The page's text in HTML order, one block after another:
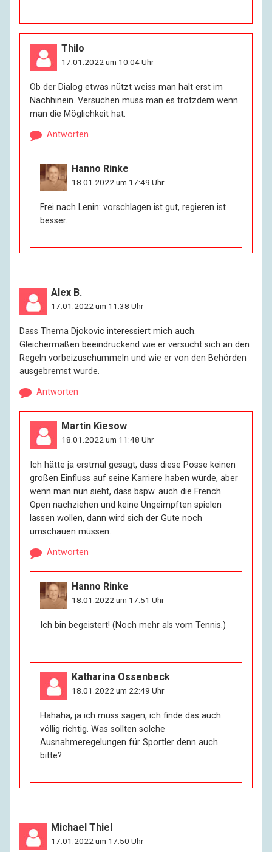
Thilo
17.01.2022 um 10:04 Uhr
Ob der Dialog etwas nützt weiss man halt erst im
Nachhinein. Versuchen muss man es trotzdem wenn
man die Möglichkeit hat.
Antworten
Hanno Rinke
18.01.2022 um 17:49 Uhr
Frei nach Lenin: vorschlagen ist gut, regieren ist
besser.
Alex B.
17.01.2022 um 11:38 Uhr
Dass Thema Djokovic interessiert mich auch.
Gleichermaßen beeindruckend wie er versucht sich an den
Regeln vorbeizuschummeln und wie er von den Behörden
ausgebremst wurde.
Antworten
Martin Kiesow
18.01.2022 um 11:48 Uhr
Ich hätte ja erstmal gesagt, dass diese Posse keinen
großen Einfluss auf seine Karriere haben würde, aber
wenn man nun sieht, dass bspw. auch die French
Open nachziehen und keine Ungeimpften spielen
lassen wollen, dann wird sich der Gute noch
umschauen müssen.
Antworten
Hanno Rinke
18.01.2022 um 17:51 Uhr
Ich bin begeistert! (Noch mehr als vom Tennis.)
Katharina Ossenbeck
18.01.2022 um 22:49 Uhr
Hahaha, ja ich muss sagen, ich finde das auch
völlig richtig. Was sollten solche
Ausnahmeregelungen für Sportler denn auch
bitte?
Michael Thiel
17.01.2022 um 17:50 Uhr